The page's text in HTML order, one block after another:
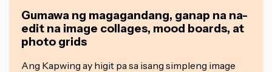
Gumawa ng magagandang, ganap na na-
edit na image collages, mood boards, at
photo grids
Ang Kapwing ay higit pa sa isang simpleng image